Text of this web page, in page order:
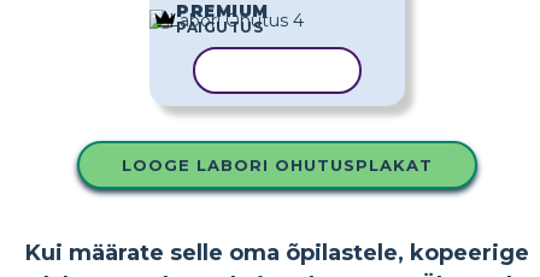
PREMIUM
PAIGUTUS
LOOGE LABORI OHUTUSPLAKAT
Kui määrate selle oma õpilastele, kopeerige